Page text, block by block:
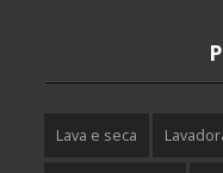
Lava e seca